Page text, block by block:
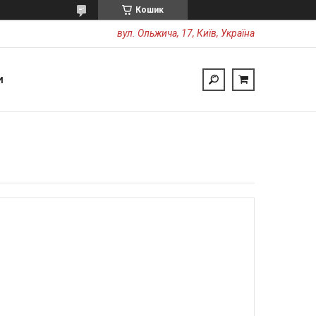
Кошик
вул. Ольжича, 17, Київ, Україна